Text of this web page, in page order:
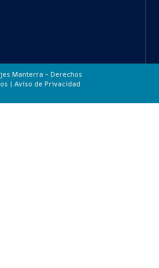
Manterra – Derechos
| Aviso de Privacidad